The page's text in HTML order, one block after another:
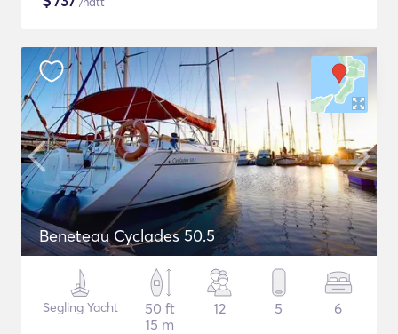
Beneteau Cyclades 50.5
Segling Yacht
50 ft
15 m
12 5 6